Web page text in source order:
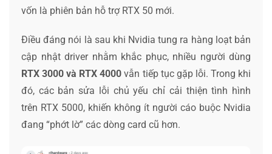
vốn là phiên bản hỗ trợ RTX 50 mới.
Điều đáng nói là sau khi Nvidia tung ra hàng loạt bản
cập nhật driver nhằm khắc phục, nhiều người dùng
RTX 3000 và RTX 4000 vẫn tiếp tục gặp lỗi. Trong khi
đó, các bản sửa lỗi chủ yếu chỉ cải thiện tình hình
trên RTX 5000, khiến không ít người cáo buộc Nvidia
đang “phớt lờ” các dòng card cũ hơn.